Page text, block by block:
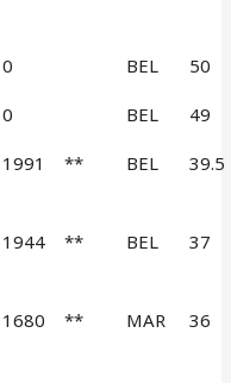
0 BEL 50
0 BEL 49
1991 ** BEL 39.5
1944 ** BEL 37
1680 ** MAR 36